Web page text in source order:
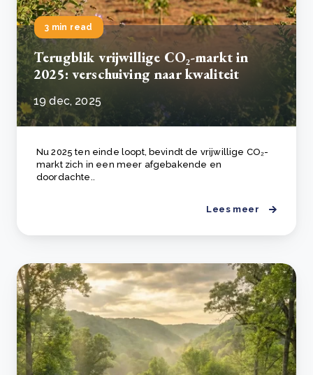
3 min read
Terugblik vrijwillige CO₂-markt in
2025: verschuiving naar kwaliteit
19 dec, 2025
Nu 2025 ten einde loopt, bevindt de vrijwillige CO₂-
markt zich in een meer afgebakende en
doordachte..
Lees meer